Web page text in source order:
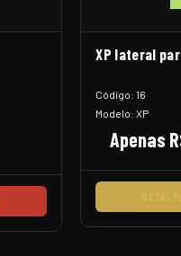
XP lateral
Código: 16
Modelo: XP
Apenas